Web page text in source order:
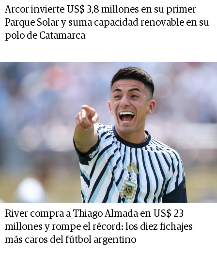
Arcor invierte US$ 3,8 millones en su primer
Parque Solar y suma capacidad renovable en su
polo de Catamarca
River compra a Thiago Almada en US$ 23
millones y rompe el récord: los diez fichajes
más caros del fútbol argentino